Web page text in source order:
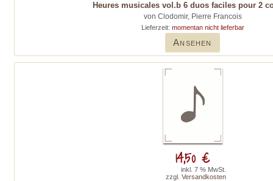
Heures musicales vol.b 6 duos faciles pour 2
von Clodomir, Pierre Francois
Lieferzeit: momentan nicht lieferbar
Ansehen
14,50 €
inkl. 7 % MwSt.
zzgl. Versandkosten